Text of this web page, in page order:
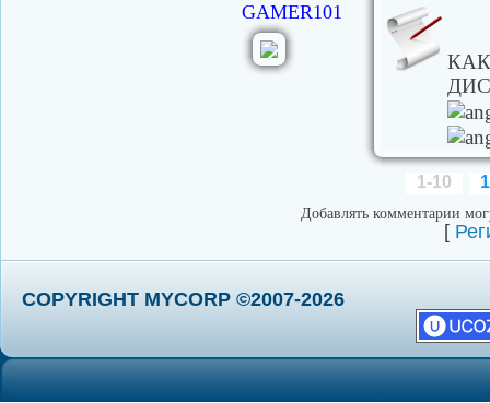
GAMER101
1-10
Добавлять комментарии
[
COPYRIGHT MYCORP ©2007-2026